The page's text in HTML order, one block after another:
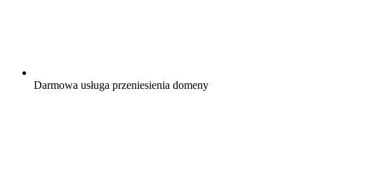
Darmowa usługa przeniesienia domeny